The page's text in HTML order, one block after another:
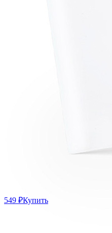
549 ₽Купить